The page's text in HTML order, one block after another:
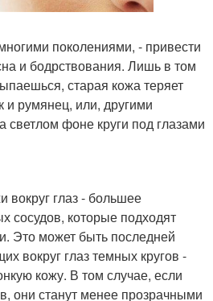
поколениями, - привести
и бодрствования. Лишь в том
старая кожа теряет
и румянец, или, другими
светлом фоне круги под глазами
вокруг глаз - большее
сосудов, которые подходят
Это может быть последней
вокруг глаз темных кругов -
кожу. В том случае, если
они станут менее прозрачными